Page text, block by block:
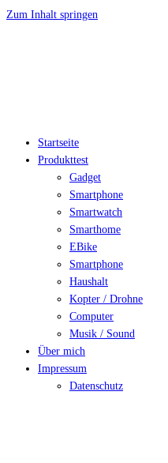
Zum Inhalt springen
Startseite
Produkttest
Gadget
Smartphone
Smartwatch
Smarthome
EBike
Smartphone
Haushalt
Kopter / Drohne
Computer
Musik / Sound
Über mich
Impressum
Datenschutz